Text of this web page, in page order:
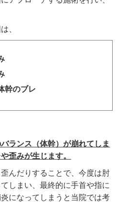
、
幹のブレ
ランス（体幹）が崩れてしま
歪みが生じます。
んだりすることで、今度は肘
しまい、最終的に手首や指に
になってしまうと当院では考